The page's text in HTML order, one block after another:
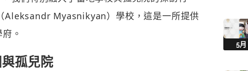
Aleksandr Myasnikyan）學校，這是一所提供
。
孤兒院
5月